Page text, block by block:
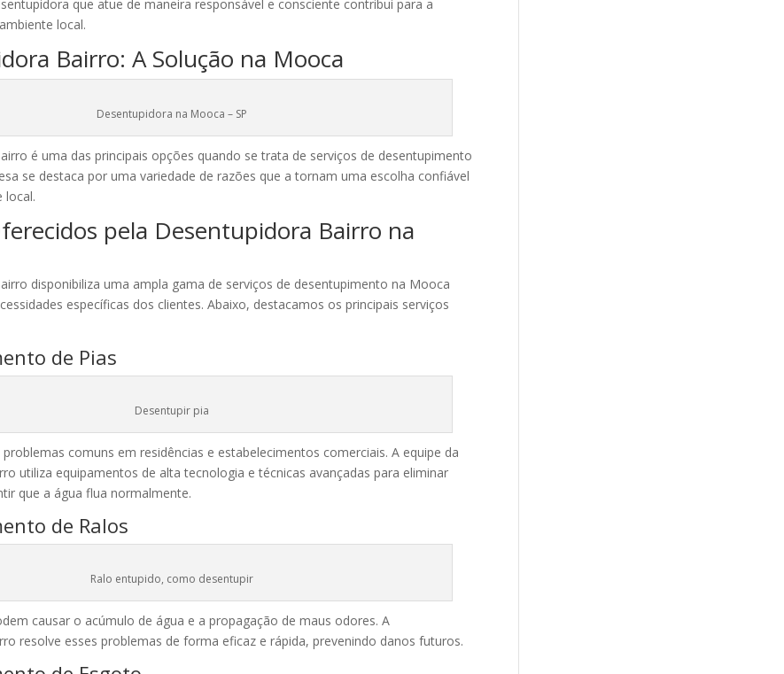
que atue de maneira responsável e consciente contribui para a
local.
Bairro: A Solução na Mooca
Desentupidora na Mooca – SP
é uma das principais opções quando se trata de serviços de desentupimento
se destaca por uma variedade de razões que a tornam uma escolha confiável
local.
pela Desentupidora Bairro na
disponibiliza uma ampla gama de serviços de desentupimento na Mooca
específicas dos clientes. Abaixo, destacamos os principais serviços
de Pias
Desentupir pia
comuns em residências e estabelecimentos comerciais. A equipe da
utiliza equipamentos de alta tecnologia e técnicas avançadas para eliminar
que a água flua normalmente.
de Ralos
Ralo entupido, como desentupir
causar o acúmulo de água e a propagação de maus odores. A
resolve esses problemas de forma eficaz e rápida, prevenindo danos futuros.